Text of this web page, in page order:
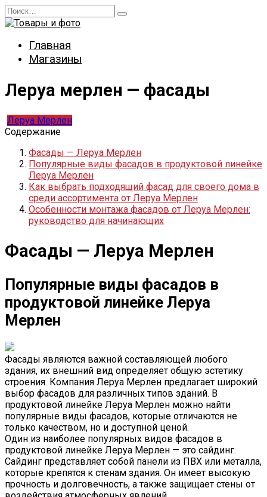
Перейти
к
Search
for:
Главная
Магазины
Леруа мерлен — фасады
Леруа Мерлен
Содержание
Фасады — Леруа Мерлен
Популярные виды фасадов в продуктовой линейке
Леруа Мерлен
Как выбрать подходящий фасад для своего дома в
среди ассортимента от Леруа Мерлен
Особенности монтажа фасадов от Леруа Мерлен:
руководство для начинающих
Фасады — Леруа Мерлен
Популярные виды фасадов в
продуктовой линейке Леруа
Мерлен
Фасады являются важной составляющей любого
здания, их внешний вид определяет общую эстетику
строения. Компания Леруа Мерлен предлагает широкий
выбор фасадов для различных типов зданий. В
продуктовой линейке Леруа Мерлен можно найти
популярные виды фасадов, которые отличаются не
только качеством, но и доступной ценой.
Один из наиболее популярных видов фасадов в
продуктовой линейке Леруа Мерлен — это сайдинг.
Сайдинг представляет собой панели из ПВХ или металла,
которые крепятся к стенам здания. Он имеет высокую
прочность и долговечность, а также защищает стены от